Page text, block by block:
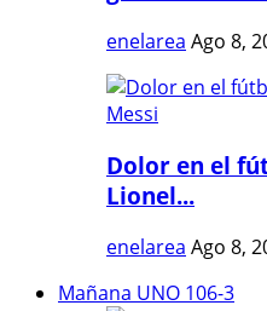
enelarea Ago 8,
Dolor en el
Lionel...
enelarea Ago 8,
Mañana UNO 106-3